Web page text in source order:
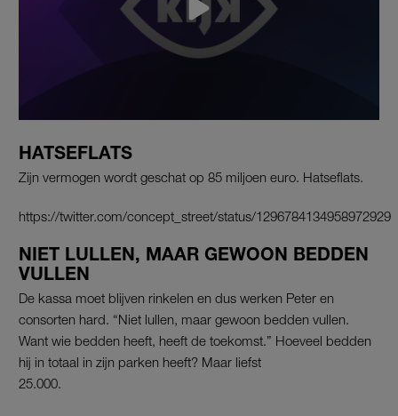
HATSEFLATS
Zijn vermogen wordt geschat op 85 miljoen euro. Hatseflats.
https://twitter.com/concept_street/status/1296784134958972929
NIET LULLEN, MAAR GEWOON BEDDEN
VULLEN
De kassa moet blijven rinkelen en dus werken Peter en
consorten hard. “Niet lullen, maar gewoon bedden vullen.
Want wie bedden heeft, heeft de toekomst.” Hoeveel bedden
hij in totaal in zijn parken heeft? Maar liefst
25.000.